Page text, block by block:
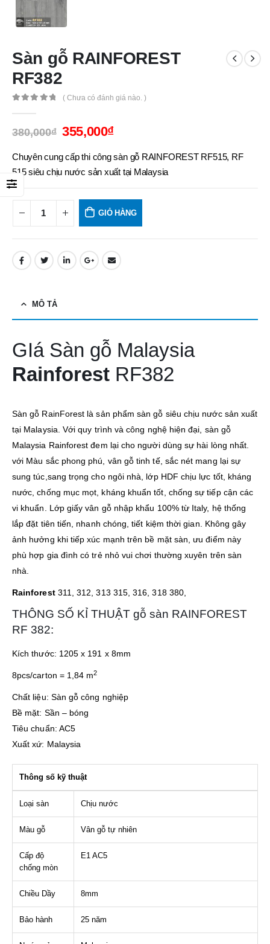
Sàn gỗ RAINFOREST
RF382
( Chưa có đánh giá nào. )
380,000₫ 355,000₫
Chuyên cung cấp thi công sàn gỗ RAINFOREST RF515, RF
515 siêu chịu nước sản xuất tại Malaysia
GIỎ HÀNG
MÔ TẢ
GIá Sàn gỗ Malaysia
Rainforest RF382
Sàn gỗ RainForest là sản phẩm sàn gỗ siêu chịu nước sản xuất
tại Malaysia. Với quy trình và công nghệ hiện đại, sàn gỗ
Malaysia Rainforest đem lại cho người dùng sự hài lòng nhất.
với Màu sắc phong phú, vân gỗ tinh tế, sắc nét mang lại sự
sung túc,sang trọng cho ngôi nhà, lớp HDF chịu lực tốt, kháng
nước, chống mục mọt, kháng khuẩn tốt, chống sự tiếp cận các
vi khuẩn. Lớp giấy vân gỗ nhập khẩu 100% từ Italy, hệ thống
lắp đặt tiên tiến, nhanh chóng, tiết kiệm thời gian. Không gây
ảnh hưởng khi tiếp xúc mạnh trên bề mặt sàn, ưu điểm này
phù hợp gia đình có trẻ nhỏ vui chơi thường xuyên trên sàn
nhà.
Rainforest 311, 312, 313 315, 316, 318 380,
THÔNG SỐ KỈ THUẬT gỗ sàn RAINFOREST
RF 382:
Kích thước: 1205 x 191 x 8mm
8pcs/carton = 1,84 m2
Chất liệu: Sàn gỗ công nghiệp
Bề mặt: Sần – bóng
Tiêu chuẩn: AC5
Xuất xứ: Malaysia
Thông số kỹ thuật
Loại sàn Chịu nước
Màu gỗ Vân gỗ tự nhiên
Cấp độ
chống mòn
E1 AC5
Chiều Dầy 8mm
Bảo hành 25 năm